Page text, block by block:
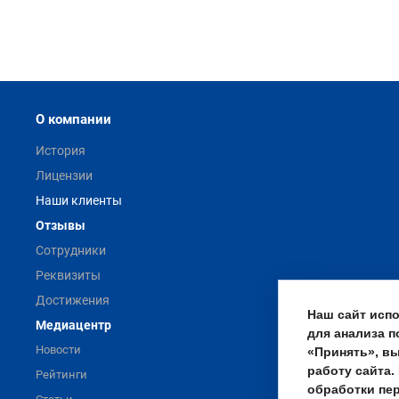
О компании
История
Лицензии
Наши клиенты
Отзывы
Сотрудники
Реквизиты
Достижения
Медиацентр
Новости
Рейтинги
Наш сайт
для анализа
«Принять»,
работу
обработки